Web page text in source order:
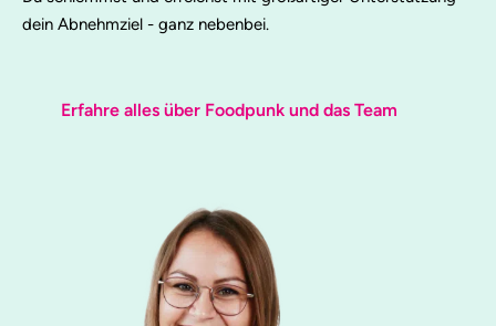
dein Abnehmziel - ganz nebenbei.
Erfahre alles über Foodpunk und das Team